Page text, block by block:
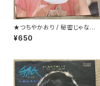
★つちやかおり / 秘密じゃない
けど秘密
¥650